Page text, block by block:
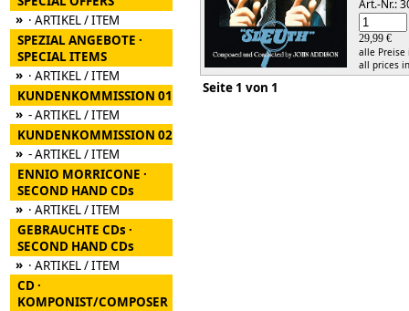
» · ARTIKEL / ITEM
SPEZIAL ANGEBOTE ·
SPECIAL ITEMS
» · ARTIKEL / ITEM
KUNDENKOMMISSION 01
» - ARTIKEL / ITEM
KUNDENKOMMISSION 02
» - ARTIKEL / ITEM
ENNIO MORRICONE ·
SECOND HAND CDs
» · ARTIKEL / ITEM
GEBRAUCHTE CDs ·
SECOND HAND CDs
» · ARTIKEL / ITEM
CD ·
KOMPONIST/COMPOSER
Art.-Nr.:
29,99 €
alle
all prices
Seite 1 von 1